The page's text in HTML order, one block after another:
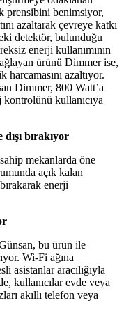
prensibini benimsiyor,
azaltarak çevreye katkı
detektör, bulunduğu
enerji kullanımının
ürünü Dimmer ise,
azaltıyor.
Dimmer, 800 Watt’a
kullanıcıya
bırakıyor
mekanlarda öne
açık kalan
enerji
bu ürün ile
Wi-Fi ağına
asistanlar aracılığıyla
kullanıcılar evde veya
akıllı telefon veya